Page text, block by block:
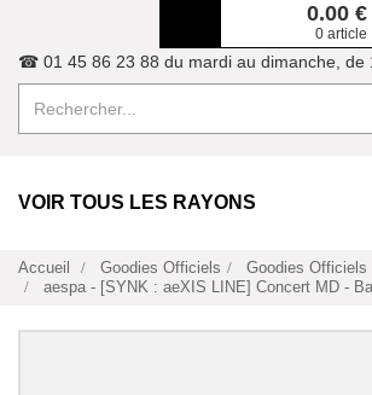
0.00 €
0 article
☎ 01 45 86 23 88 du mardi au dimanche, de
VOIR TOUS LES RAYONS
Accueil Goodies Officiels Goodies Officiels
aespa - [SYNK : aeXIS LINE] Concert MD -